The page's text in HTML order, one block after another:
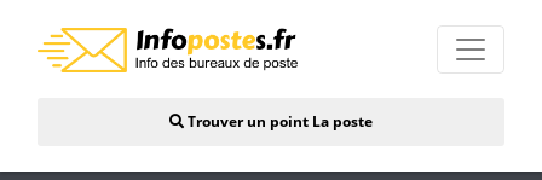
Trouver un point La poste